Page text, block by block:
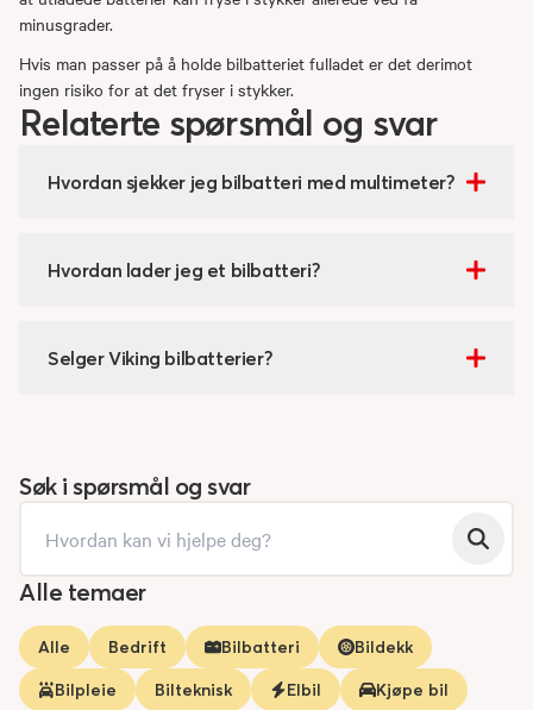
minusgrader.
Hvis man passer på å holde bilbatteriet fulladet er det derimot
ingen risiko for at det fryser i stykker.
Relaterte spørsmål og svar
Hvordan sjekker jeg bilbatteri med multimeter?
Hvordan lader jeg et bilbatteri?
Selger Viking bilbatterier?
Søk i spørsmål og svar
Alle temaer
Alle Bedrift Bilbatteri
Bildekk
Bilpleie
Bilteknisk Elbil
Kjøpe bil